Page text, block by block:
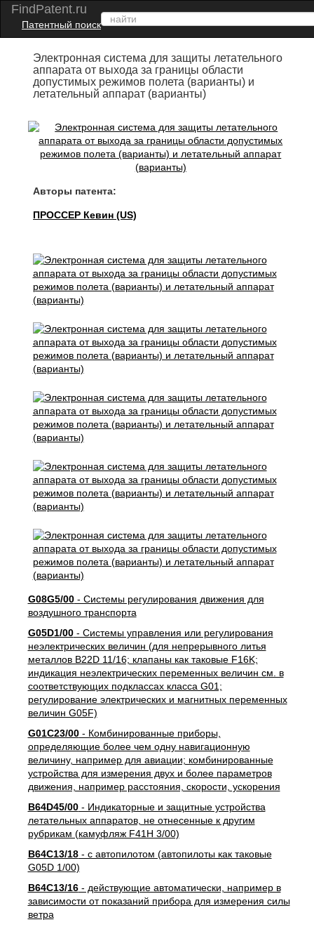
FindPatent.ru
Патентный поиск
Электронная система для защиты летательного
аппарата от выхода за границы области
допустимых режимов полета (варианты) и
летательный аппарат (варианты)
Авторы патента:
ПРОССЕР Кевин (US)
G08G5/00- Системы регулирования движения для
воздушного транспорта
G05D1/00- Системы управления или регулирования
неэлектрических величин (для непрерывного литья
металлов B22D 11/16; клапаны как таковые F16K;
индикация неэлектрических переменных величин см. в
соответствующих подклассах класса G01;
регулирование электрических и магнитных переменных
величин G05F)
G01C23/00- Комбинированные приборы,
определяющие более чем одну навигационную
величину, например для авиации; комбинированные
устройства для измерения двух и более параметров
движения, например расстояния, скорости, ускорения
B64D45/00- Индикаторные и защитные устройства
летательных аппаратов, не отнесенные к другим
рубрикам (камуфляж F41H 3/00)
B64C13/18- с автопилотом (автопилоты как таковые
G05D 1/00)
B64C13/16- действующие автоматически, например в
зависимости от показаний прибора для измерения силы
ветра